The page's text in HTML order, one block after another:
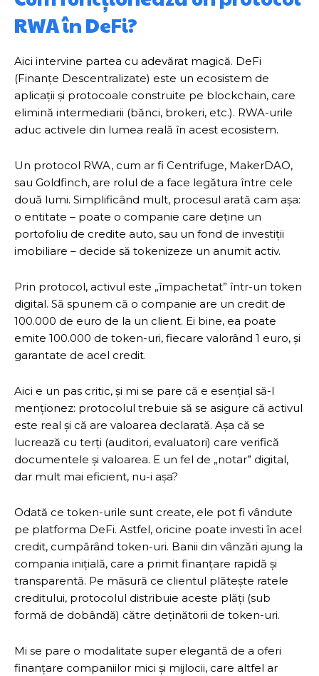
RWA în DeFi?
Aici intervine partea cu adevărat magică. DeFi
(Finanțe Descentralizate) este un ecosistem de
aplicații și protocoale construite pe blockchain, care
elimină intermediarii (bănci, brokeri, etc.). RWA-urile
aduc activele din lumea reală în acest ecosistem.
Un protocol RWA, cum ar fi Centrifuge, MakerDAO,
sau Goldfinch, are rolul de a face legătura între cele
două lumi. Simplificând mult, procesul arată cam așa:
o entitate – poate o companie care deține un
portofoliu de credite auto, sau un fond de investiții
imobiliare – decide să tokenizeze un anumit activ.
Prin protocol, activul este „împachetat” într-un token
digital. Să spunem că o companie are un credit de
100.000 de euro de la un client. Ei bine, ea poate
emite 100.000 de token-uri, fiecare valorând 1 euro, și
garantate de acel credit.
Aici e un pas critic, și mi se pare că e esențial să-l
menționez: protocolul trebuie să se asigure că activul
este real și că are valoarea declarată. Așa că se
lucrează cu terți (auditori, evaluatori) care verifică
documentele și valoarea. E un fel de „notar” digital,
dar mult mai eficient, nu-i așa?
Odată ce token-urile sunt create, ele pot fi vândute
pe platforma DeFi. Astfel, oricine poate investi în acel
credit, cumpărând token-uri. Banii din vânzări ajung la
compania inițială, care a primit finanțare rapidă și
transparentă. Pe măsură ce clientul plătește ratele
creditului, protocolul distribuie aceste plăți (sub
formă de dobândă) către deținătorii de token-uri.
Mi se pare o modalitate super elegantă de a oferi
finanțare companiilor mici și mijlocii, care altfel ar